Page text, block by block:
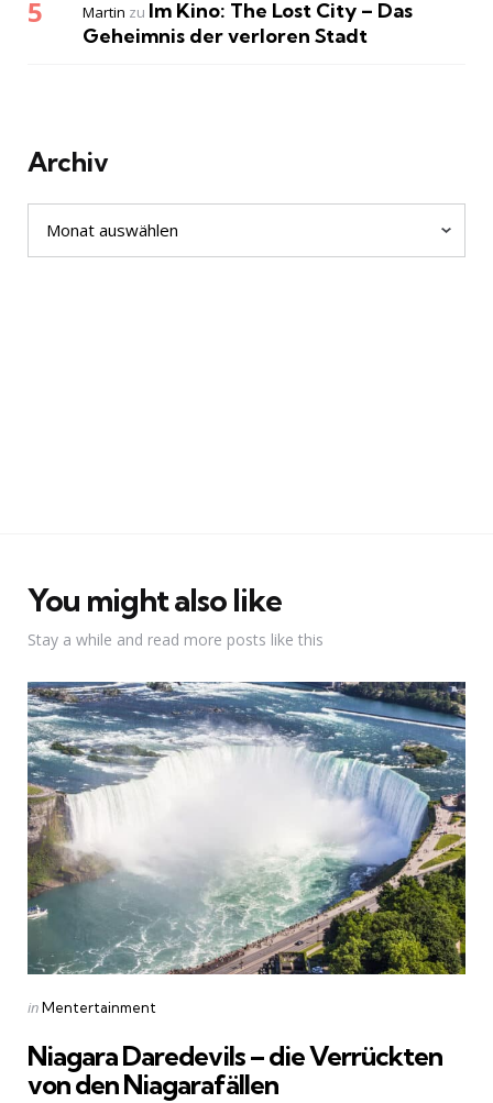
Martin zu Im Kino: The Lost City – Das
Geheimnis der verloren Stadt
Archiv
You might also like
Stay a while and read more posts like this
Categories
Posted
inMentertainment
Niagara Daredevils – die Verrückten
von den Niagarafällen